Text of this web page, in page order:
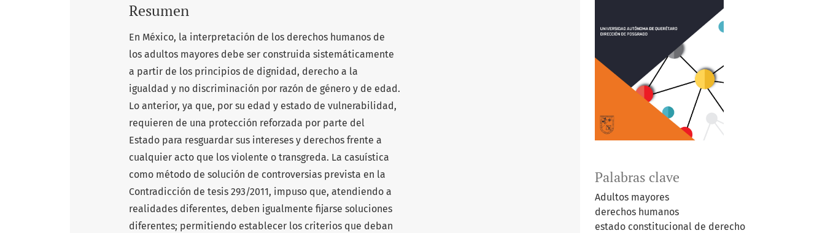
Palabras clave
Adultos mayores
derechos humanos
estado constitucional de derecho
Resumen
En México, la interpretación de los derechos humanos de
los adultos mayores debe ser construida sistemáticamente
a partir de los principios de dignidad, derecho a la
igualdad y no discriminación por razón de género y de edad.
Lo anterior, ya que, por su edad y estado de vulnerabilidad,
requieren de una protección reforzada por parte del
Estado para resguardar sus intereses y derechos frente a
cualquier acto que los violente o transgreda. La casuística
como método de solución de controversias prevista en la
Contradicción de tesis 293/2011, impuso que, atendiendo a
realidades diferentes, deben igualmente fijarse soluciones
diferentes; permitiendo establecer los criterios que deban